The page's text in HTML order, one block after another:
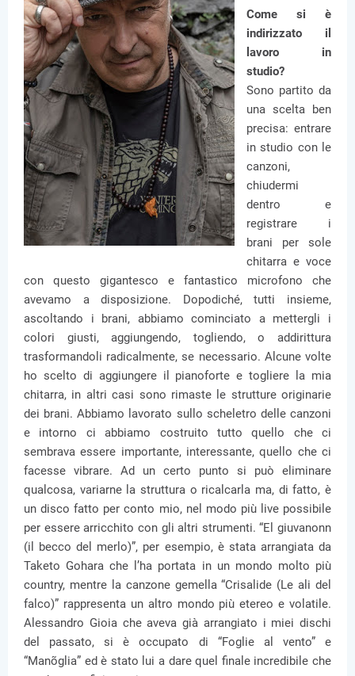
Come si è
indirizzato il
lavoro in
studio?
Sono partito da
una scelta ben
precisa: entrare
in studio con le
canzoni,
chiudermi
dentro e
registrare i
brani per sole
chitarra e voce
con questo gigantesco e fantastico microfono che
avevamo a disposizione. Dopodiché, tutti insieme,
ascoltando i brani, abbiamo cominciato a mettergli i
colori giusti, aggiungendo, togliendo, o addirittura
trasformandoli radicalmente, se necessario. Alcune volte
ho scelto di aggiungere il pianoforte e togliere la mia
chitarra, in altri casi sono rimaste le strutture originarie
dei brani. Abbiamo lavorato sullo scheletro delle canzoni
e intorno ci abbiamo costruito tutto quello che ci
sembrava essere importante, interessante, quello che ci
facesse vibrare. Ad un certo punto si può eliminare
qualcosa, variarne la struttura o ricalcarla ma, di fatto, è
un disco fatto per conto mio, nel modo più live possibile
per essere arricchito con gli altri strumenti. “El giuvanonn
(il becco del merlo)”, per esempio, è stata arrangiata da
Taketo Gohara che l’ha portata in un mondo molto più
country, mentre la canzone gemella “Crisalide (Le ali del
falco)” rappresenta un altro mondo più etereo e volatile.
Alessandro Gioia che aveva già arrangiato i miei dischi
del passato, si è occupato di “Foglie al vento” e
“Manõglia” ed è stato lui a dare quel finale incredibile che